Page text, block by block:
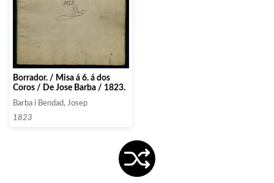
Borrador. / Misa á 6. á dos
Coros / De Jose Barba / 1823.
Barba i Bendad, Josep
1823